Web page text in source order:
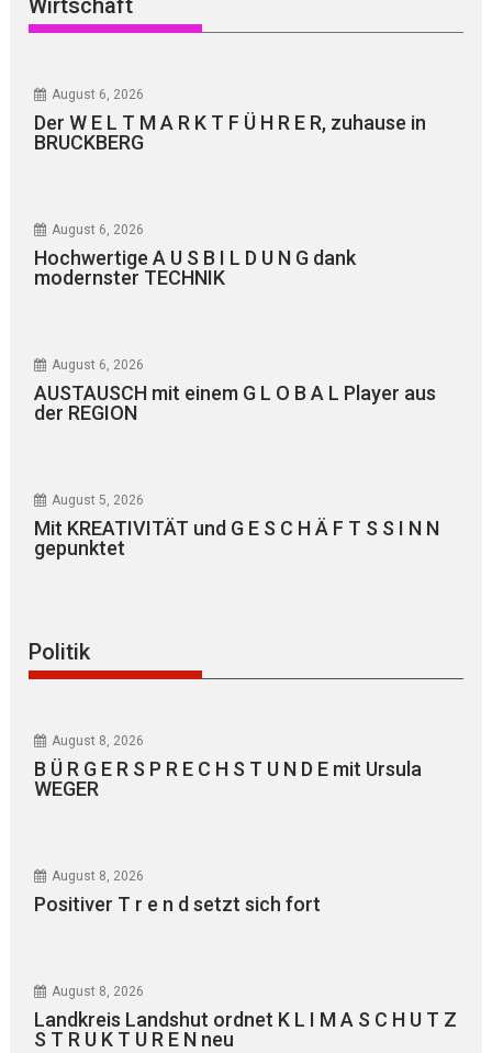
Wirtschaft
August 6, 2026
Der W E L T M A R K T F Ü H R E R, zuhause in
BRUCKBERG
August 6, 2026
Hochwertige A U S B I L D U N G dank
modernster TECHNIK
August 6, 2026
AUSTAUSCH mit einem G L O B A L Player aus
der REGION
August 5, 2026
Mit KREATIVITÄT und G E S C H Ä F T S S I N N
gepunktet
Politik
August 8, 2026
B Ü R G E R S P R E C H S T U N D E mit Ursula
WEGER
August 8, 2026
Positiver T r e n d setzt sich fort
August 8, 2026
Landkreis Landshut ordnet K L I M A S C H U T Z
S T R U K T U R E N neu